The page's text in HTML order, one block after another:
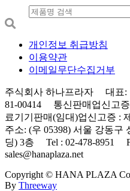
개인정보 취급방침
이용약관
이메일무단수집거부
주식회사 하나프라자 대표
81-00414 통신판매업신고
료기기판매(임대)업신고증 :
주소: (우 05398) 서울 강동구
딩) 3층 Tel : 02-478-8951
sales@hanaplaza.net
Copyright © HANA PLAZA
By Threeway